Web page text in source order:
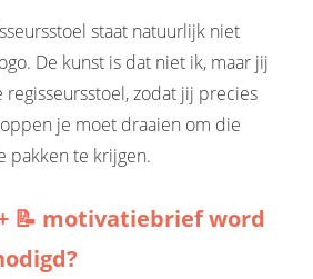
staat natuurlijk niet
De kunst is dat niet ik, maar jij
zodat jij precies
je moet draaien om die
pakken te krijgen.
📝 motivatiebrief word